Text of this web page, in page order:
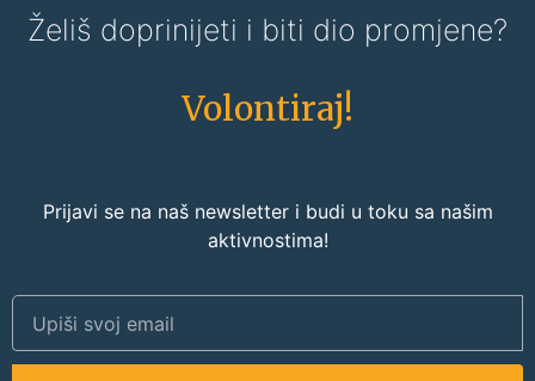
Želiš doprinijeti i biti dio promjene?
Volontiraj!
Prijavi se na naš newsletter i budi u toku sa našim
aktivnostima!